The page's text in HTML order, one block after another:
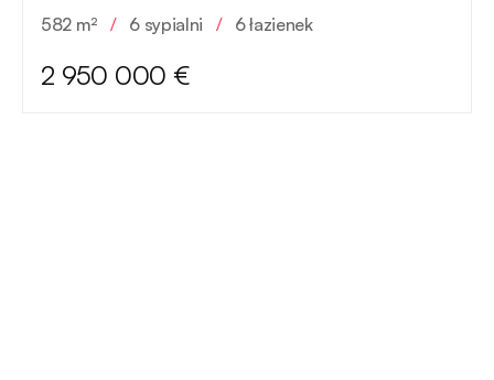
582 m² / 6 sypialni / 6 łazienek
2 950 000 €